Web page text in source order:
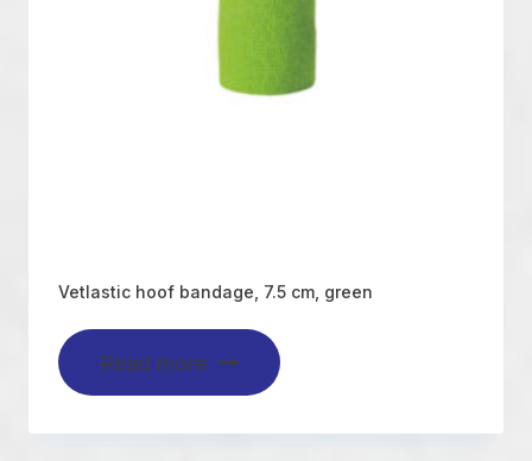
Vetlastic hoof bandage, 7.5 cm, green
Read more